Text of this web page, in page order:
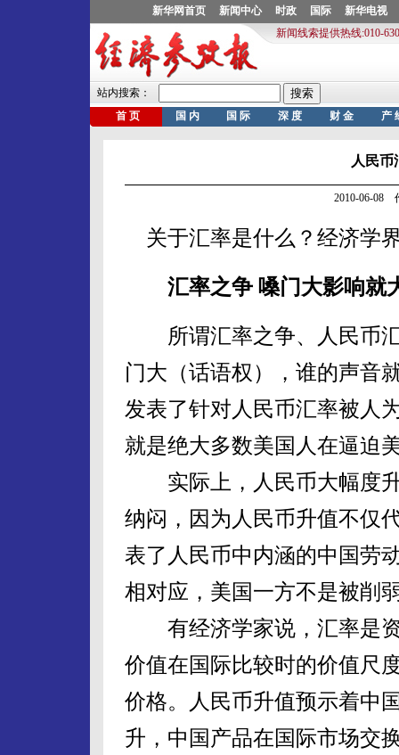
人民币
2010-06-08
关于汇率是什么？经济学
汇率之争 嗓门大影响就
所谓汇率之争、人民币汇
门大（话语权），谁的声音
发表了针对人民币汇率被人
就是绝大多数美国人在逼迫
实际上，人民币大幅度升
纳闷，因为人民币升值不仅
表了人民币中内涵的中国劳
相对应，美国一方不是被削
有经济学家说，汇率是资
价值在国际比较时的价值尺
价格。人民币升值预示着中
升，中国产品在国际市场交